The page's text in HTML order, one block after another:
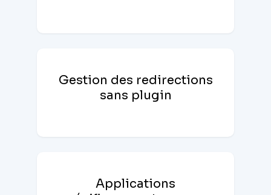
Gestion des redirections
sans plugin
Applications